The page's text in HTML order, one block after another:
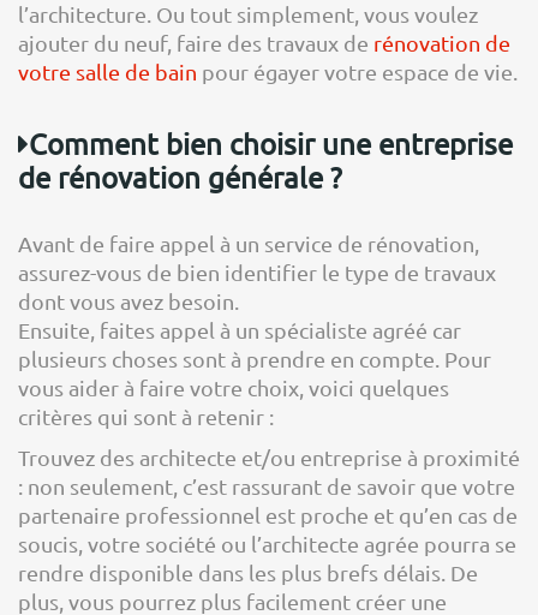
l’architecture. Ou tout simplement, vous voulez
ajouter du neuf, faire des travaux de rénovation de
votre salle de bain pour égayer votre espace de vie.
Comment bien choisir une entreprise
de rénovation générale ?
Avant de faire appel à un service de rénovation,
assurez-vous de bien identifier le type de travaux
dont vous avez besoin.
Ensuite, faites appel à un spécialiste agréé car
plusieurs choses sont à prendre en compte. Pour
vous aider à faire votre choix, voici quelques
critères qui sont à retenir :
Trouvez des architecte et/ou entreprise à proximité
: non seulement, c’est rassurant de savoir que votre
partenaire professionnel est proche et qu’en cas de
soucis, votre société ou l’architecte agrée pourra se
rendre disponible dans les plus brefs délais. De
plus, vous pourrez plus facilement créer une